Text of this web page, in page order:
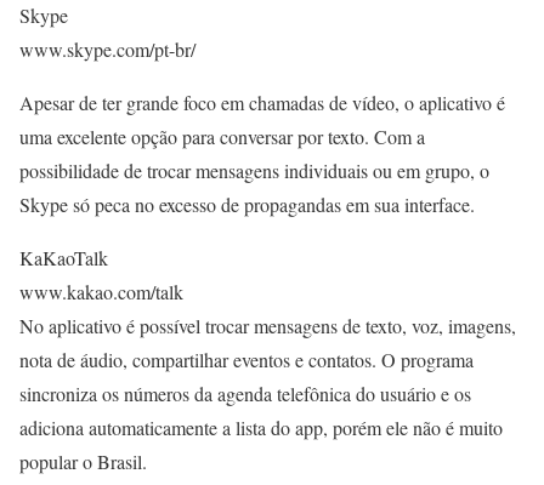
Skype
www.skype.com/pt-br/
Apesar de ter grande foco em chamadas de vídeo, o aplicativo é
uma excelente opção para conversar por texto. Com a
possibilidade de trocar mensagens individuais ou em grupo, o
Skype só peca no excesso de propagandas em sua interface.
KaKaoTalk
www.kakao.com/talk
No aplicativo é possível trocar mensagens de texto, voz, imagens,
nota de áudio, compartilhar eventos e contatos. O programa
sincroniza os números da agenda telefônica do usuário e os
adiciona automaticamente a lista do app, porém ele não é muito
popular o Brasil.